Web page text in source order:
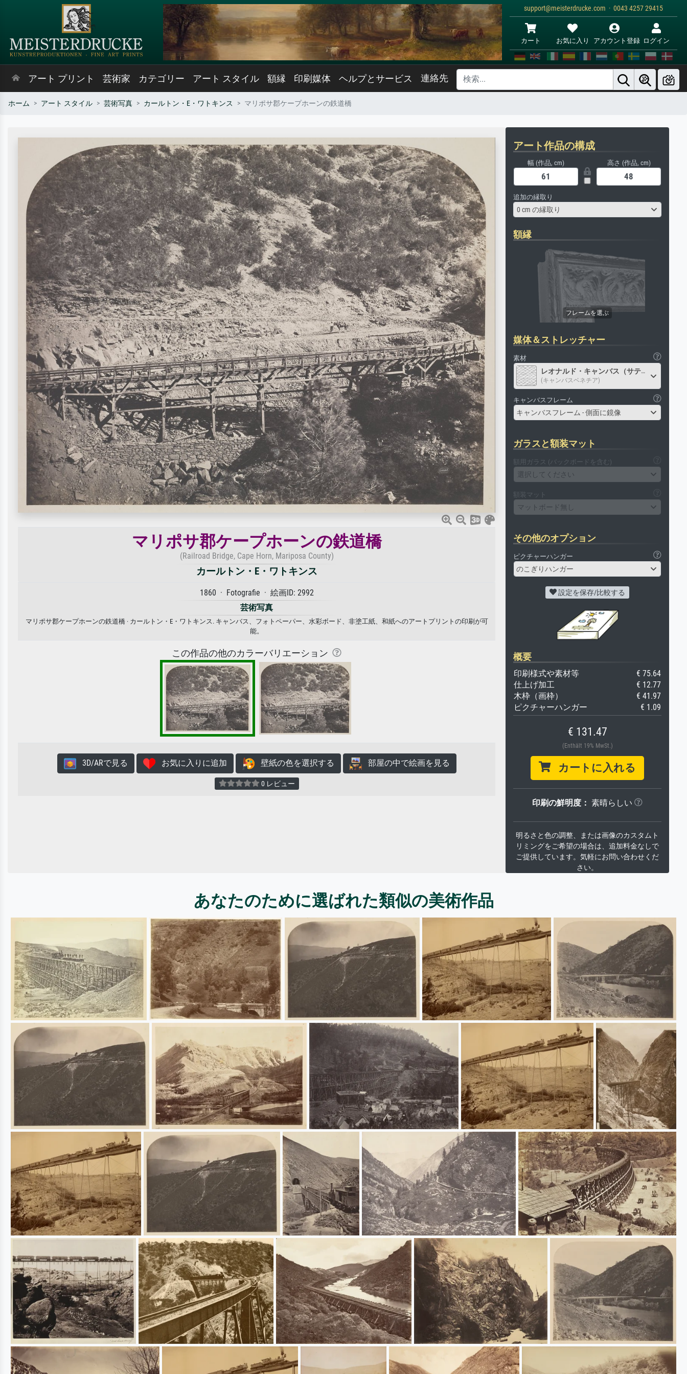
support@meisterdrucke.com · 0043 4257 29415
カート お気に入り アカウント登録 ログイン
アート プリント 芸術家 カテゴリー アート スタイル 額縁 印刷媒体 ヘルプとサービス 連絡先
ホーム アート スタイル 芸術写真 カールトン・E・ワトキンス マリポサ郡ケープホーンの鉄道橋
マリポサ郡ケープホーンの鉄道橋
(Railroad Bridge, Cape Horn, Mariposa County)
カールトン・E・ワトキンス
1860 · Fotografie · 絵画ID: 2992
芸術写真
マリポサ郡ケープホーンの鉄道橋 · カールトン・E・ワトキンス. キャンバス、フォトペーパー、水彩ボード、非塗工紙、和紙へのアートプリントの印刷が可
能。
この作品の他のカラーバリエーション
3D/ARで見る お気に入りに追加 壁紙の色を選択する 部屋の中で絵画を見る
0 レビュー
アート作品の構成
幅 (作品, cm) 高さ (作品, cm)
追加の縁取り
0 cm の縁取り
額縁
媒体＆ストレッチャー
素材
レオナルド・キャンバス（サテン）
(キャンバスベネチア)
キャンバスフレーム
キャンバスフレーム - 側面に鏡像
ガラスと額装マット
額用ガラス (バックボードを含む)
選択してください
額装マット
マットボード無し
その他のオプション
ピクチャーハンガー
のこぎりハンガー
設定を保存/比較する
概要
印刷様式や素材等
€ 75.64
仕上げ加工
€ 12.77
木枠（画枠）
€ 41.97
ピクチャーハンガー
€ 1.09
€ 131.47
(Enthält 19% MwSt.)
カートに入れる
印刷の鮮明度： 素晴らしい
明るさと色の調整、または画像のカスタムト
リミングをご希望の場合は、追加料金なしで
ご提供しています。気軽にお問い合わせくだ
さい。
あなたのために選ばれた類似の美術作品